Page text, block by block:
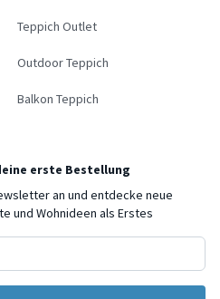
Teppich Outlet
Outdoor Teppich
Balkon Teppich
erste Bestellung
an und entdecke neue
und Wohnideen als Erstes